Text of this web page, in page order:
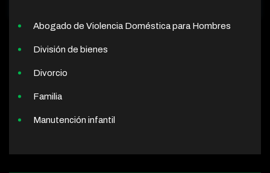
Abogado de Violencia Doméstica para Hombres
División de bienes
Divorcio
Familia
Manutención infantil